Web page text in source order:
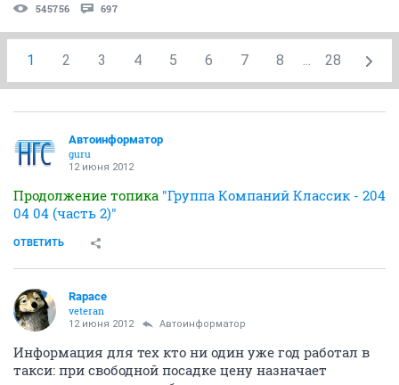
545756 697
1 2 3 4 5 6 7 8 ... 28
Автоинформатор
guru
12 июня 2012
Продолжение топика "Группа Компаний Классик - 204
04 04 (часть 2)"
ОТВЕТИТЬ
Rapace
veteran
12 июня 2012 Автоинформатор
Информация для тех кто ни один уже год работал в
такси: при свободной посадке цену назначает